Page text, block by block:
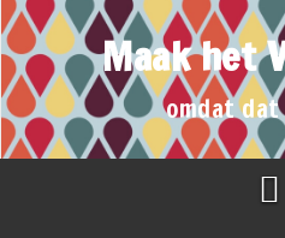
Maak het
omdat